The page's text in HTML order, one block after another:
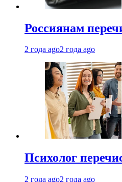
Россиянам
2 года ago2 года ago
Психолог
2 года ago2 года ago